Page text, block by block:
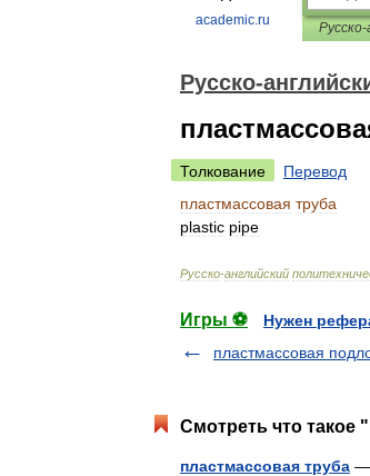
academic.ru
Русско-
Толкование
Перевод
пластмассовая труба
plastic pipe
Русско-английский
Игры ⚽
Нужен
пластмассовая
Смотреть что такое
пластмассовая труба —